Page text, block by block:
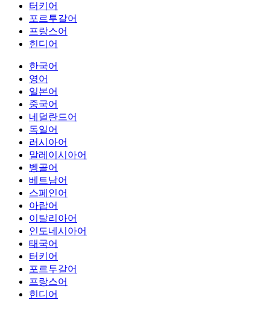
터키어
포르투갈어
프랑스어
힌디어
한국어
영어
일본어
중국어
네덜란드어
독일어
러시아어
말레이시아어
벵골어
베트남어
스페인어
아랍어
이탈리아어
인도네시아어
태국어
터키어
포르투갈어
프랑스어
힌디어